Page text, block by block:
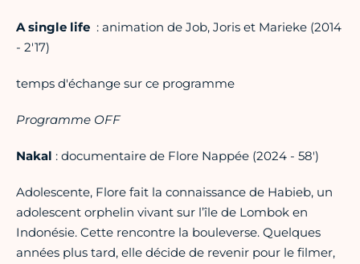
A single life : animation de Job, Joris et Marieke (2014
- 2'17)
temps d'échange sur ce programme
Programme OFF
Nakal : documentaire de Flore Nappée (2024 - 58')
Adolescente, Flore fait la connaissance de Habieb, un
adolescent orphelin vivant sur l’île de Lombok en
Indonésie. Cette rencontre la bouleverse. Quelques
années plus tard, elle décide de revenir pour le filmer,